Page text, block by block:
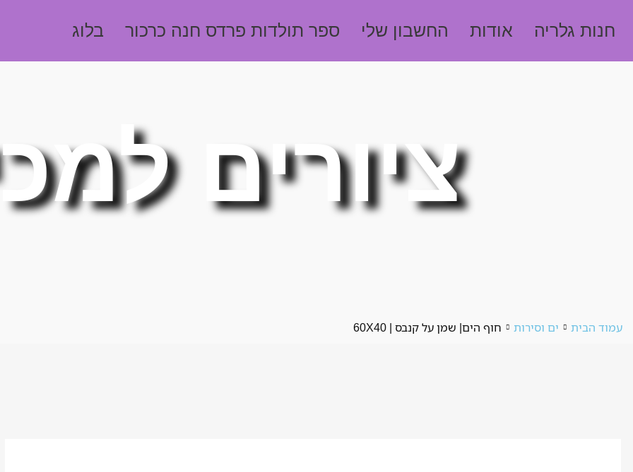
חנות גלריה אודות החשבון שלי ספר תולדות פרדס חנה כרכור בלוג
ציורים
עמוד הבית ים וסירות חוף הים| שמן על קנבס | 60X40